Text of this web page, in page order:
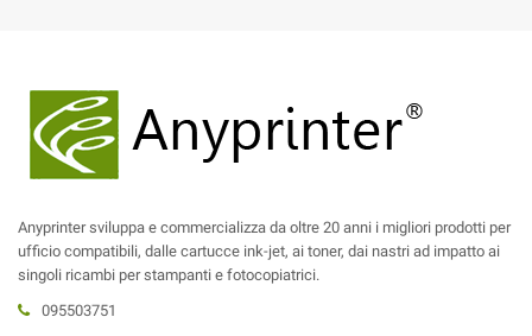
Anyprinter sviluppa e commercializza da oltre 20 anni i migliori prodotti per
ufficio compatibili, dalle cartucce ink-jet, ai toner, dai nastri ad impatto ai
singoli ricambi per stampanti e fotocopiatrici.
095503751